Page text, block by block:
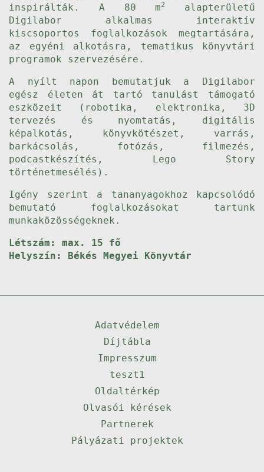
inspirálták. A 80 m2
alapterületű
Digilabor alkalmas interaktív
kiscsoportos foglalkozások megtartására,
az egyéni alkotásra, tematikus könyvtári
programok szervezésére.
A nyílt napon bemutatjuk a Digilabor
egész életen át tartó tanulást támogató
eszközeit (robotika, elektronika, 3D
tervezés és nyomtatás, digitális
képalkotás, könyvkötészet, varrás,
barkácsolás, fotózás, filmezés,
podcastkészítés, Lego Story
történetmesélés).
Igény szerint a tananyagokhoz kapcsolódó
bemutató foglalkozásokat tartunk
munkaközösségeknek.
Létszám: max. 15 fő
Helyszín: Békés Megyei Könyvtár
Adatvédelem
Díjtábla
Impresszum
teszt1
Oldaltérkép
Olvasói kérések
Partnerek
Pályázati projektek